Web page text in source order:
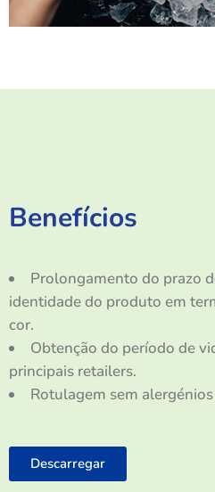
Benefícios
Prolongamento do prazo
identidade do produto em
cor.
Obtenção do período de
principais retailers.
Rotulagem sem
Descarregar